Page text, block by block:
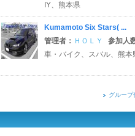
IY、熊本県
Kumamoto Six Stars( ...
管理者： ＨＯＬＹ 参加人
車・バイク、スバル、熊本
グループ